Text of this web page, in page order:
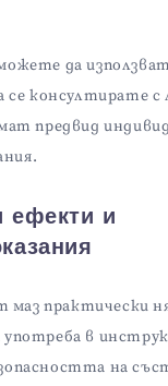
да
се консултирате с
предвид
ефекти и
практически
употреба в
на